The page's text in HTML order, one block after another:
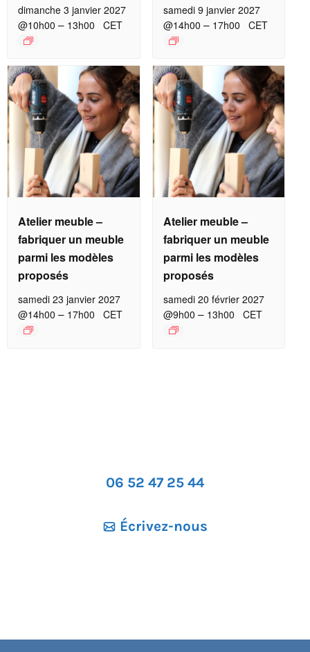
dimanche 3 janvier 2027
@10h00 – 13h00 CET
samedi 9 janvier 2027
@14h00 – 17h00 CET
Atelier meuble –
fabriquer un meuble
parmi les modèles
proposés
samedi 23 janvier 2027
@14h00 – 17h00 CET
Atelier meuble –
fabriquer un meuble
parmi les modèles
proposés
samedi 20 février 2027
@9h00 – 13h00 CET
06 52 47 25 44
Écrivez-nous